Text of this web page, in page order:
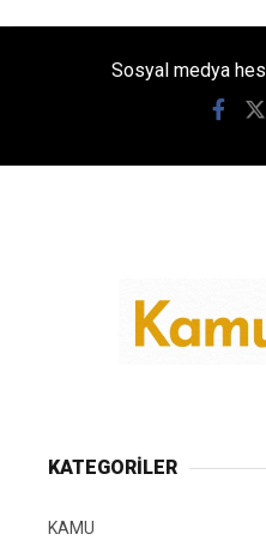
Sosyal medya
KATEGORİLER
KAMU